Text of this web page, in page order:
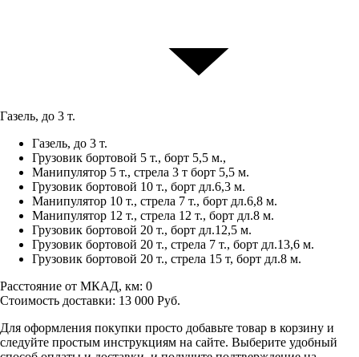
Газель, до 3 т.
Газель, до 3 т.
Грузовик бортовой 5 т., борт 5,5 м.,
Манипулятор 5 т., стрела 3 т борт 5,5 м.
Грузовик бортовой 10 т., борт дл.6,3 м.
Манипулятор 10 т., стрела 7 т., борт дл.6,8 м.
Манипулятор 12 т., стрела 12 т., борт дл.8 м.
Грузовик бортовой 20 т., борт дл.12,5 м.
Грузовик бортовой 20 т., стрела 7 т., борт дл.13,6 м.
Грузовик бортовой 20 т., стрела 15 т, борт дл.8 м.
Расстояние от МКАД, км: 0
Стоимость доставки: 13 000 Руб.
Для оформления покупки просто добавьте товар в корзину и
следуйте простым инструкциям на сайте. Выберите удобный